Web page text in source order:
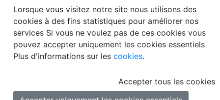
Lorsque vous visitez notre site nous utilisons des
cookies à des fins statistiques pour améliorer nos
services Si vous ne voulez pas de ces cookies vous
pouvez accepter uniquement les cookies essentiels
Plus d'informations sur les cookies.
Accepter tous les cookies